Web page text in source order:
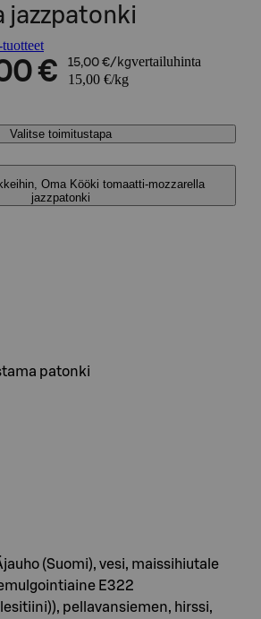
jazzpatonki
€ 15,00 €/kgvertailuhinta
15,00 €/kg
Valitse toimitustapa
Oma Kööki tomaatti-mozzarella
jazzpatonki
patonki
(Suomi), vesi, maissihiutale
E322
pellavansiemen, hirssi,